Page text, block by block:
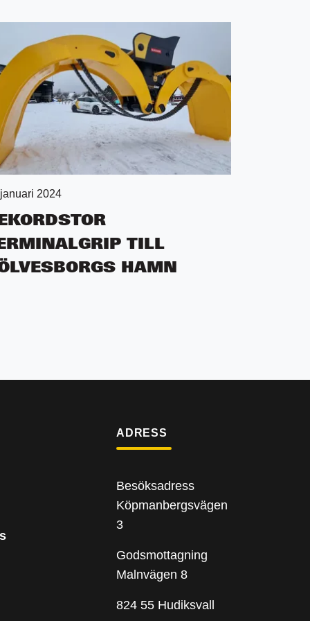
2024
TILL
HAMN
ADRESS
Besöksadress
Köpmanbergsvägen
3
Godsmottagning
Malnvägen 8
824 55 Hudiksvall